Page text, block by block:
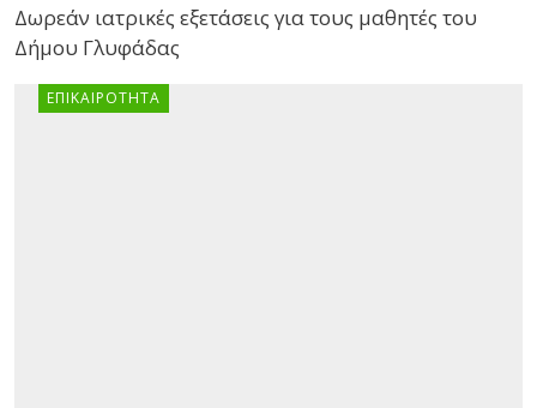
Δωρεάν ιατρικές εξετάσεις για τους μαθητές του
Δήμου Γλυφάδας
ΕΠΙΚΑΙΡΌΤΗΤΑ